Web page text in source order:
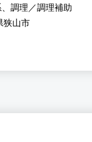
、調理／調理補助
狭山市